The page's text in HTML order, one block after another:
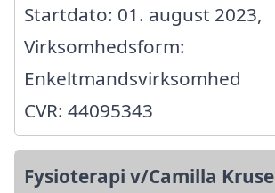
Startdato: 01. august 2023,
Virksomhedsform:
Enkeltmandsvirksomhed
CVR: 44095343
Fysioterapi v/Camilla Kruse